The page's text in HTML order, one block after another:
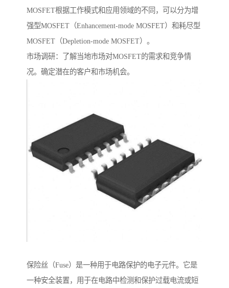
MOSFET根据工作模式和应用领域的不同，可以分为增
强型MOSFET（Enhancement-mode MOSFET）和耗尽型
MOSFET（Depletion-mode MOSFET）。
市场调研：了解当地市场对MOSFET的需求和竞争情
况。确定潜在的客户和市场机会。
保险丝（Fuse）是一种用于电路保护的电子元件。它是
一种安全装置，用于在电路中检测和保护过载电流或短